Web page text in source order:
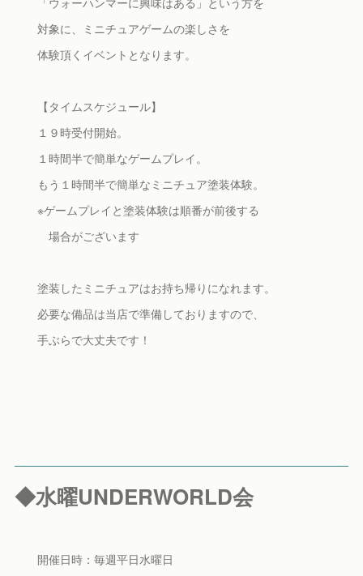
対象に、ミニチュアゲームの楽しさを
体験頂くイベントとなります。
【タイムスケジュール】
１９時受付開始。
１時間半で簡単なゲームプレイ。
もう１時間半で簡単なミニチュア塗装体験。
※ゲームプレイと塗装体験は順番が前後する
場合がございます
塗装したミニチュアはお持ち帰りになれます。
必要な備品は当店で準備しておりますので、
手ぶらで大丈夫です！
◆水曜UNDERWORLD会
開催日時：毎週平日水曜日